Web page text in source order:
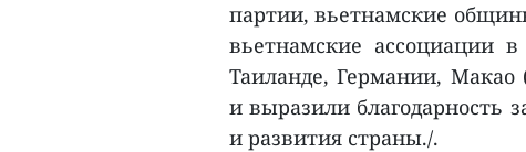
партии, вьетнамские
вьетнамские ассоциации
Таиланде, Германии, Макао
и выразили благодарность
и развития страны./.